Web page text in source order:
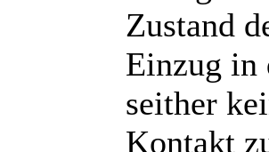
Zustand
Einzug in
seither
Kontakt